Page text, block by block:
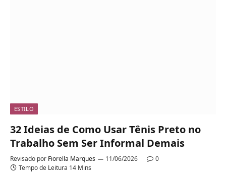
ESTILO
32 Ideias de Como Usar Tênis Preto no
Trabalho Sem Ser Informal Demais
Revisado por Fiorella Marques 11/06/2026
0
Tempo de Leitura 14 Mins